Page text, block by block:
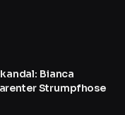
Bianca
Strumpfhose